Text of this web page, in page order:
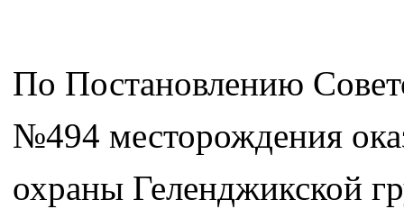
По Постановлению
№494 месторождения
охраны Геленджикской